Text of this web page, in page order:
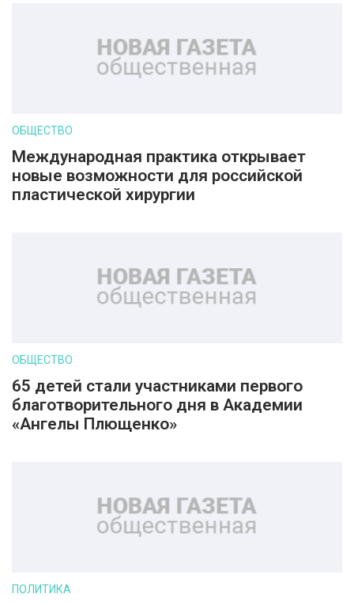
ОБЩЕСТВО
Международная практика открывает
новые возможности для российской
пластической хирургии
ОБЩЕСТВО
65 детей стали участниками первого
благотворительного дня в Академии
«Ангелы Плющенко»
ПОЛИТИКА